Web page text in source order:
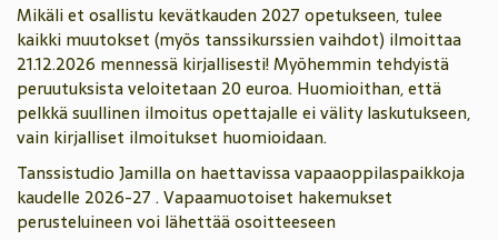
Mikäli et osallistu kevätkauden 2027 opetukseen, tulee
kaikki muutokset (myös tanssikurssien vaihdot) ilmoittaa
21.12.2026 mennessä kirjallisesti! Myöhemmin tehdyistä
peruutuksista veloitetaan 20 euroa. Huomioithan, että
pelkkä suullinen ilmoitus opettajalle ei välity laskutukseen,
vain kirjalliset ilmoitukset huomioidaan.
Tanssistudio Jamilla on haettavissa vapaaoppilaspaikkoja
kaudelle 2026-27 . Vapaamuotoiset hakemukset
perusteluineen voi lähettää osoitteeseen